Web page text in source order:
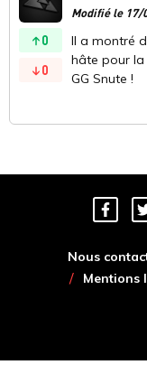
0
0
Modifié le 17/
Il a montré
hâte pour la
GG Snute !
Nous
Mentions